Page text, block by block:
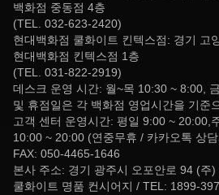
백화점 중동점 4층
(TEL. 032-623-2420)
현대백화점 쿨화이트 킨텍스점: 경기 고
현대백화점 킨텍스점 1층
(TEL. 031-822-2919)
데스크 운영 시간: 월~목 10:30 ~ 8:00,
및 휴점일은 각 백화점 영업시간을 기준
고객 센터 운영시간: 평일 9:00 ~ 20:00,
10:00 ~ 20:00 (연중무휴 / 카카오톡 상
FAX: 050-4465-1646
본사 주소: 경기 광주시 오포안로 94 (주)
쿨화이트 명품 컨시어지 / TEL: 1899-